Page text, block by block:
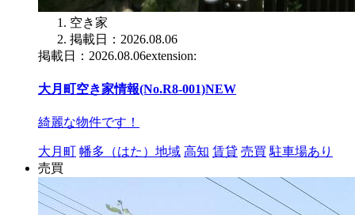
空き家
掲載日：2026.08.06
掲載日：2026.08.06extension:
大月町空き家情報(No.R8-001)NEW
綺麗な物件です！
大月町 幡多（はた）地域 高知 賃貸 売買 駐車場あり
売買